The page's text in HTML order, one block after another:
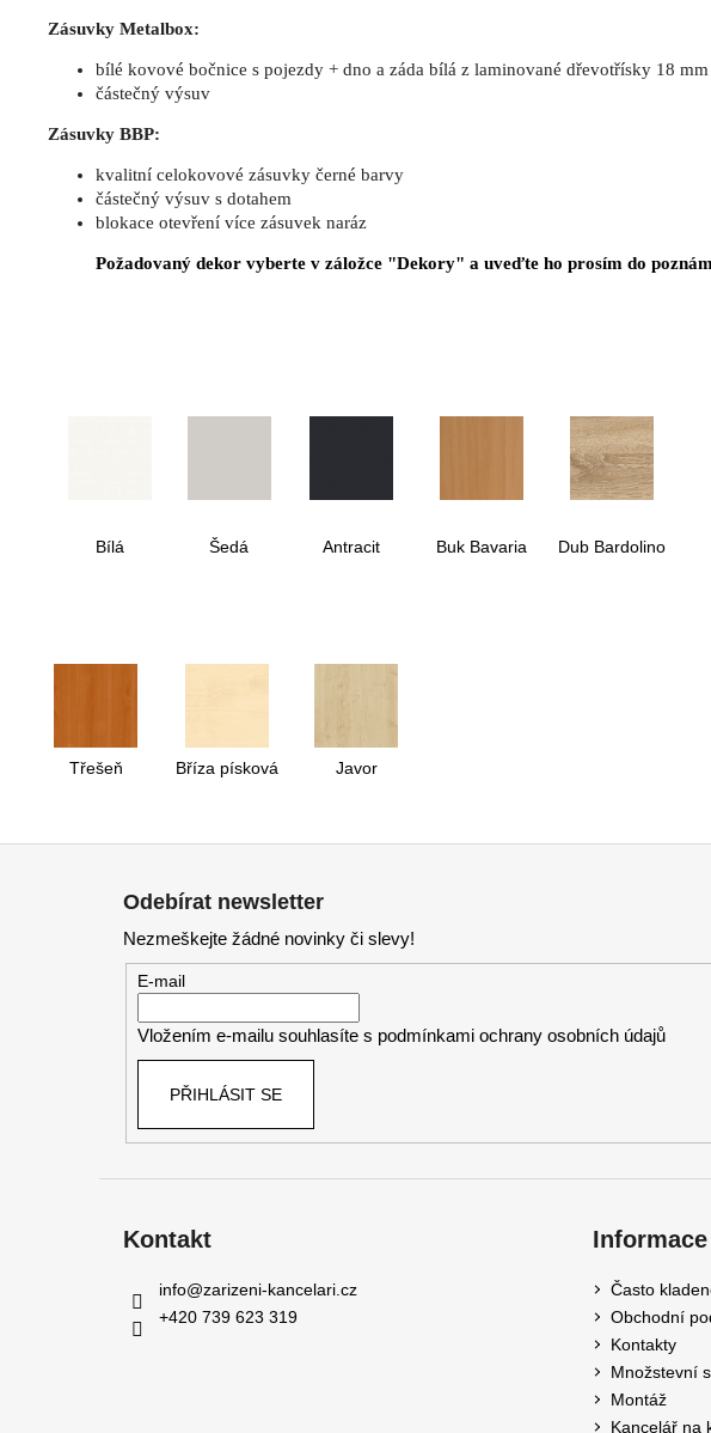
Zásuvky Metalbox:
bílé kovové bočnice s pojezdy + dno a záda bílá z laminované dřevotřísky 18 mm
částečný výsuv
Zásuvky BBP:
kvalitní celokovové zásuvky černé barvy
částečný výsuv s dotahem
blokace otevření více zásuvek naráz
Požadovaný dekor vyberte v záložce "Dekory" a uveďte ho prosím do
Bílá Šedá Antracit Buk Bavaria Dub Bardolino
Třešeň Bříza písková Javor
Odebírat newsletter
Nezmeškejte žádné novinky či slevy!
E-mail
Vložením e-mailu souhlasíte s podmínkami ochrany osobních údajů
PŘIHLÁSIT SE
Kontakt
info@zarizeni-kancelari.cz
+420 739 623 319
Často
Obchodní
Kontakty
Množstevní
Montáž
Kancelář na